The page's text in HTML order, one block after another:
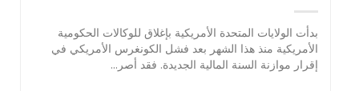
بدأت الولايات المتحدة الأمريكية بإغلاق للوكالات الحكومية
الأمريكية منذ هذا الشهر بعد فشل الكونغرس الأمريكي في
إقرار موازنة السنة المالية الجديدة. فقد أصر...